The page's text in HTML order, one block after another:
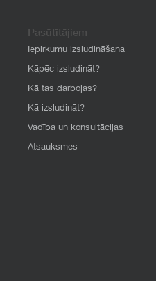
Pasūtītājiem
Iepirkumu izsludināšana
Kāpēc izsludināt?
Kā tas darbojas?
Kā izsludināt?
Vadība un konsultācijas
Atsauksmes